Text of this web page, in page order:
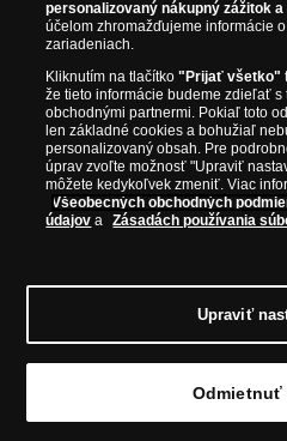
Kov:
Priemer:
Hmotnosť:
2
Kvalita:
Nominálna hodnota:
Rok emisie:
E-mail: info@narodnapokladnica.sk,
Upraviť nastavenie súborov cookie môžete
personalizovaný nákupný zážitok
účelom zhromažďujeme informácie
zariadeniach.
Kliknutím na tlačítko"Prijať všetko"
že tieto informácie budeme zdieľať s
obchodnými partnermi. Pokiaľ toto
len základné cookies a bohužiaľ
personalizovaný obsah. Pre
úprav zvoľte možnosť "Upraviť
môžete kedykoľvek zmeniť. Viac
Všeobecných obchodných
údajov a Zásadách používania
Upraviť
Odmietnuť